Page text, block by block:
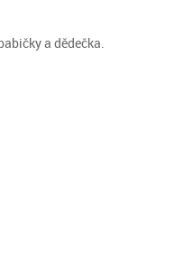
a dědečka.